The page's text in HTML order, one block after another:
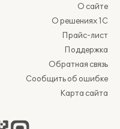
О сайте
О решениях 1С
Прайс-лист
Поддержка
Обратная связь
Сообщить об ошибке
Карта сайта